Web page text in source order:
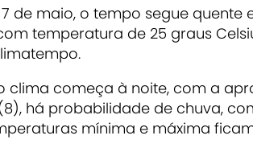
de maio, o tempo segue quente
temperatura de 25 graus
clima começa à noite, com a
há probabilidade de chuva,
mínima e máxima ficam